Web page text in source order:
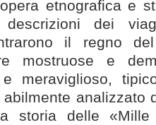
etnografica e
dei
il regno
mostruose e
meraviglioso,
analizzato
storia delle